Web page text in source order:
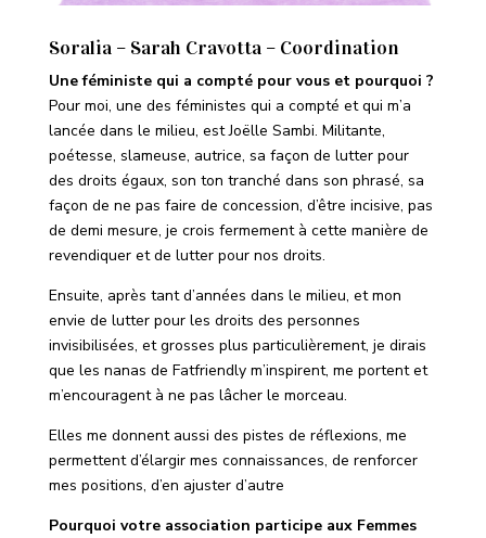
Soralia – Sarah Cravotta – Coordination
Une féministe qui a compté pour vous et pourquoi ?
Pour moi, une des féministes qui a compté et qui m’a
lancée dans le milieu, est Joëlle Sambi. Militante,
poétesse, slameuse, autrice, sa façon de lutter pour
des droits égaux, son ton tranché dans son phrasé, sa
façon de ne pas faire de concession, d’être incisive, pas
de demi mesure, je crois fermement à cette manière de
revendiquer et de lutter pour nos droits.
Ensuite, après tant d’années dans le milieu, et mon
envie de lutter pour les droits des personnes
invisibilisées, et grosses plus particulièrement, je dirais
que les nanas de Fatfriendly m’inspirent, me portent et
m’encouragent à ne pas lâcher le morceau.
Elles me donnent aussi des pistes de réflexions, me
permettent d’élargir mes connaissances, de renforcer
mes positions, d’en ajuster d’autre
Pourquoi votre association participe aux Femmes